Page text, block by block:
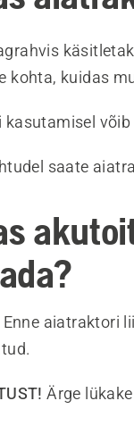
kohta, kuidas
saate
Enne aiatraktori
Ärge